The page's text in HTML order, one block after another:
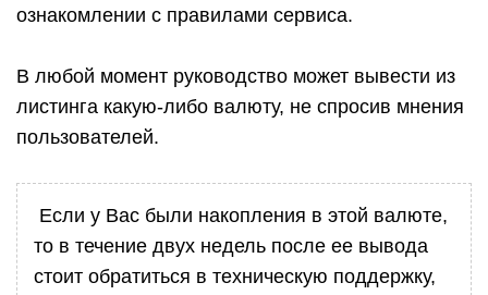
ознакомлении с правилами сервиса.
В любой момент руководство может вывести из
листинга какую-либо валюту, не спросив мнения
пользователей.
Если у Вас были накопления в этой валюте,
то в течение двух недель после ее вывода
стоит обратиться в техническую поддержку,